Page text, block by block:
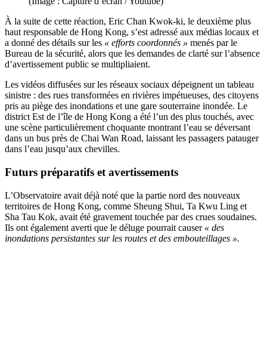
À la suite de cette réaction, Eric Chan Kwok-ki, le deuxième plus
haut responsable de Hong Kong, s’est adressé aux médias locaux et
a donné des détails sur les « efforts coordonnés » menés par le
Bureau de la sécurité, alors que les demandes de clarté sur l’absence
d’avertissement public se multipliaient.
Les vidéos diffusées sur les réseaux sociaux dépeignent un tableau
sinistre : des rues transformées en rivières impétueuses, des citoyens
pris au piège des inondations et une gare souterraine inondée. Le
district Est de l’île de Hong Kong a été l’un des plus touchés, avec
une scène particulièrement choquante montrant l’eau se déversant
dans un bus près de Chai Wan Road, laissant les passagers patauger
dans l’eau jusqu’aux chevilles.
Futurs préparatifs et avertissements
L’Observatoire avait déjà noté que la partie nord des nouveaux
territoires de Hong Kong, comme Sheung Shui, Ta Kwu Ling et
Sha Tau Kok, avait été gravement touchée par des crues soudaines.
Ils ont également averti que le déluge pourrait causer « des
inondations persistantes sur les routes et des embouteillages ».